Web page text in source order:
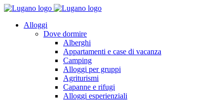
Alloggi
Dove dormire
Alberghi
Appartamenti e case di vacanza
Camping
Alloggi per gruppi
Agriturismi
Capanne e rifugi
Alloggi esperienziali